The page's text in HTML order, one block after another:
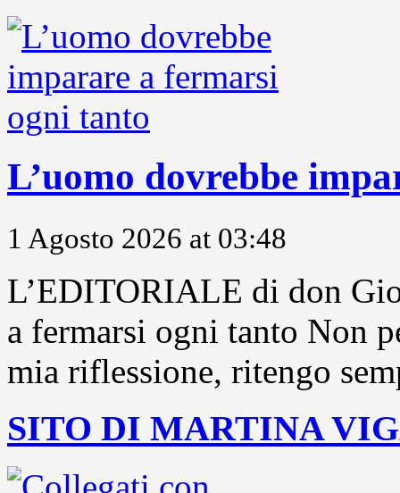
L’uomo dovrebbe
1 Agosto 2026 at 03:48
L’EDITORIALE di don
a fermarsi ogni tanto Non
mia riflessione, ritengo
SITO DI MARTINA